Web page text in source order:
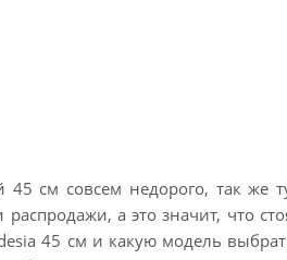
см совсем недорого, так же
а это значит, что
45 см и какую модель